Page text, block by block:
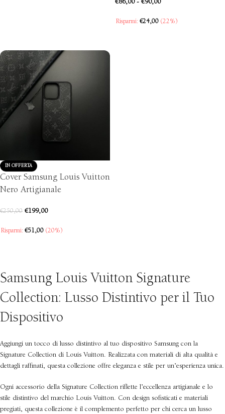
€86,00 - €90,00
Risparmi: €24,00 (22%)
IN OFFERTA
Cover Samsung Louis Vuitton
Nero Artigianale
€250,00 €199,00
Risparmi: €51,00 (20%)
Samsung Louis Vuitton Signature
Collection: Lusso Distintivo per il Tuo
Dispositivo
Aggiungi un tocco di lusso distintivo al tuo dispositivo Samsung con la
Signature Collection di Louis Vuitton. Realizzata con materiali di alta qualità e
dettagli raffinati, questa collezione offre eleganza e stile per un’esperienza unica.
Ogni accessorio della Signature Collection riflette l’eccellenza artigianale e lo
stile distintivo del marchio Louis Vuitton. Con design sofisticati e materiali
pregiati, questa collezione è il complemento perfetto per chi cerca un lusso